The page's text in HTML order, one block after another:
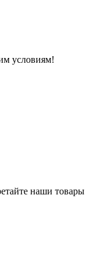
условиям!
наши товары